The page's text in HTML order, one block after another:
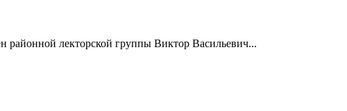
районной лекторской группы Виктор Васильевич...